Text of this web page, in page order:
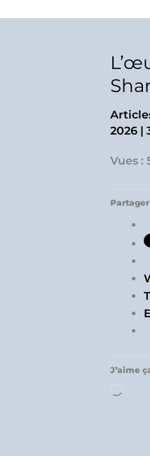
2026 |
Vues :
Partager
J’aime